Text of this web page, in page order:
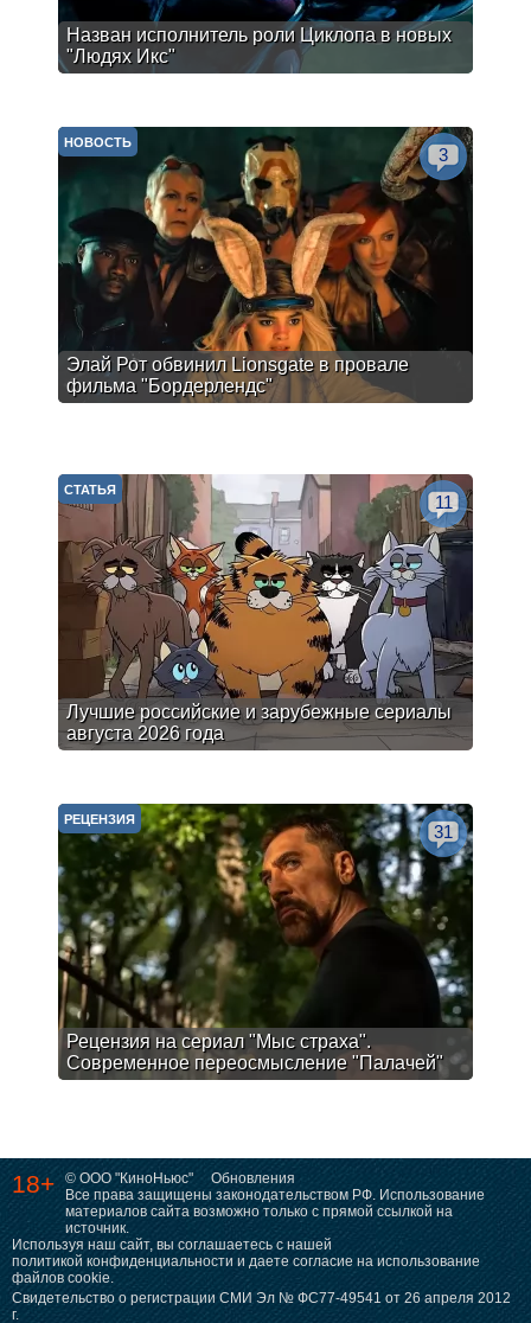
Назван исполнитель роли Циклопа в новых
"Людях Икс"
Элай Рот обвинил Lionsgate в провале
фильма "Бордерлендс"
НОВОСТЬ
3
Лучшие российские и зарубежные сериалы
августа 2026 года
СТАТЬЯ
11
Рецензия на сериал "Мыс страха".
Современное переосмысление "Палачей"
РЕЦЕНЗИЯ
31
18+ © ООО "КиноНьюс"
Обновления
Все права защищены законодательством РФ. Использование
материалов сайта возможно только с прямой ссылкой на
источник.
Используя наш сайт, вы соглашаетесь с нашей
политикой конфиденциальности и даете согласие на использование
файлов cookie.
Свидетельство о регистрации СМИ Эл № ФС77-49541 от 26 апреля 2012
г.